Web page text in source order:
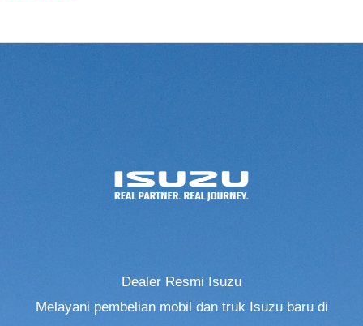
Dealer Resmi Isuzu
Melayani pembelian mobil dan truk Isuzu baru di